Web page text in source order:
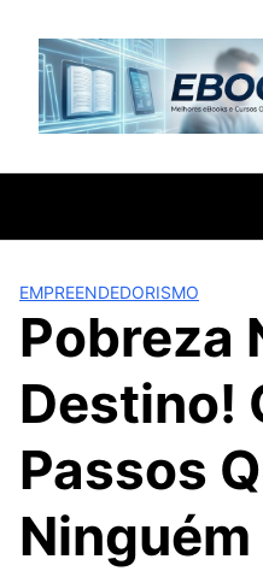
para
conteúdo
EMPREENDEDORISMO
Pobreza
Destino!
Passos
Ninguém